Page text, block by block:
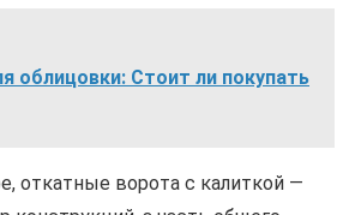
облицовки: Стоит ли покупать
откатные ворота с калиткой —